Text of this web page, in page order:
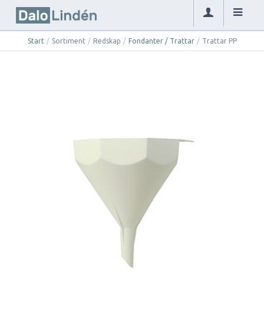
Start / Sortiment / Redskap / Fondanter / Trattar / Trattar PP